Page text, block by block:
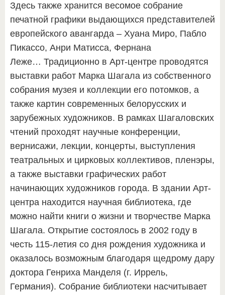
Здесь также хранится весомое собрание
печатной графики выдающихся представителей
европейского авангарда – Хуана Миро, Пабло
Пикассо, Анри Матисса, Фернана
Леже… Традиционно в Арт-центре проводятся
выставки работ Марка Шагала из собственного
собрания музея и коллекции его потомков, а
также картин современных белорусских и
зарубежных художников. В рамках Шагаловских
чтений проходят научные конференции,
вернисажи, лекции, концерты, выступления
театральных и цирковых коллективов, пленэры,
а также выставки графических работ
начинающих художников города. В здании Арт-
центра находится научная библиотека, где
можно найти книги о жизни и творчестве Марка
Шагала. Открытие состоялось в 2002 году в
честь 115-летия со дня рождения художника и
оказалось возможным благодаря щедрому дару
доктора Генриха Манделя (г. Иррель,
Германия). Собрание библиотеки насчитывает